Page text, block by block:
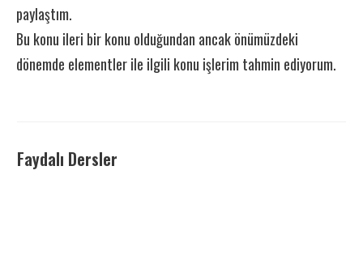
paylaştım.
Bu konu ileri bir konu olduğundan ancak önümüzdeki
dönemde elementler ile ilgili konu işlerim tahmin ediyorum.
Faydalı Dersler